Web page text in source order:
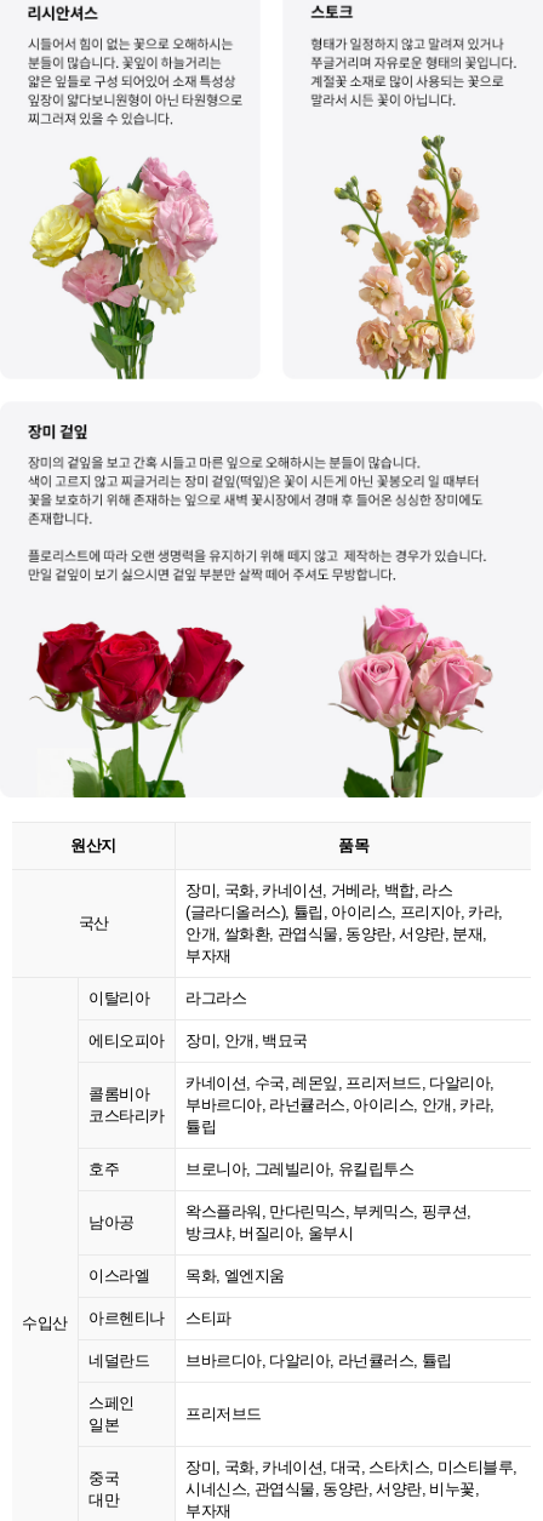
원산지 품목
국산
장미, 국화, 카네이션, 거베라, 백합, 라스
(글라디올러스), 튤립, 아이리스, 프리지아, 카라,
안개, 쌀화환, 관엽식물, 동양란, 서양란, 분재,
부자재
수입산
이탈리아 라그라스
에티오피아 장미, 안개, 백묘국
콜롬비아
코스타리카
카네이션, 수국, 레몬잎, 프리저브드, 다알리아,
부바르디아, 라넌큘러스, 아이리스, 안개, 카라,
튤립
호주 브로니아, 그레빌리아, 유킬립투스
남아공
왁스플라워, 만다린믹스, 부케믹스, 핑쿠션,
방크샤, 버질리아, 울부시
이스라엘 목화, 엘엔지움
아르헨티나 스티파
네덜란드 브바르디아, 다알리아, 라넌큘러스, 튤립
스페인
일본
프리저브드
중국
대만
장미, 국화, 카네이션, 대국, 스타치스, 미스티블루,
시네신스, 관엽식물, 동양란, 서양란, 비누꽃,
부자재